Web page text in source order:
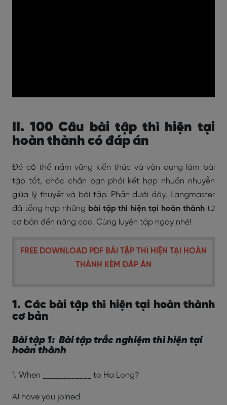
II. 100 Câu bài tập thì hiện tại
hoàn thành có đáp án
Để có thể nắm vững kiến thức và vận dụng làm bài
tập tốt, chắc chắn bạn phải kết hợp nhuần nhuyễn
giữa lý thuyết và bài tập. Phần dưới đây, Langmaster
đã tổng hợp những bài tập thì hiện tại hoàn thành từ
cơ bản đến nâng cao. Cùng luyện tập ngay nhé!
FREE DOWNLOAD PDF BÀI TẬP THÌ HIỆN TẠI HOÀN
THÀNH KÈM ĐÁP ÁN
1. Các bài tập thì hiện tại hoàn thành
cơ bản
Bài tập 1: Bài tập trắc nghiệm thì hiện tại
hoàn thành
1. When ____________ to Ha Long?
A) have you joined